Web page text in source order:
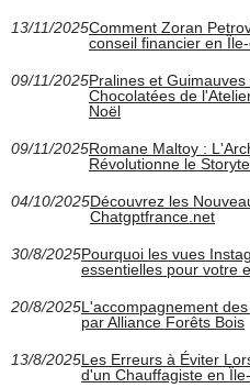
13/11/2025Comment Zoran
conseil financier en
09/11/2025Pralines et
Chocolatées de
Noël
09/11/2025Romane Maltoy :
Révolutionne le
04/10/2025Découvrez les
Chatgptfrance.net
30/8/2025Pourquoi les vues
essentielles pour votre
20/8/2025L'accompagnement
par Alliance Forêts Bois
13/8/2025Les Erreurs à Éviter
d'un Chauffagiste en